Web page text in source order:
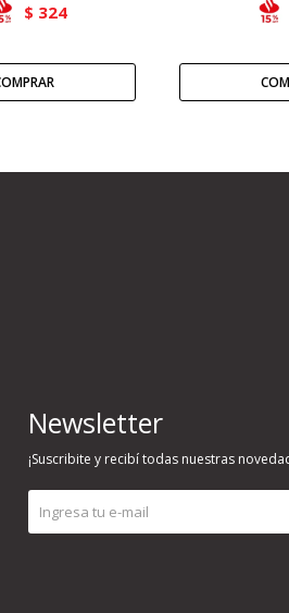
$ 324
Newsletter
¡Suscribite y recibí todas nuestras